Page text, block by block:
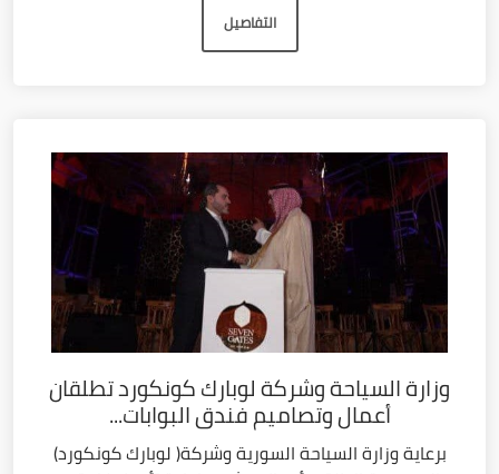
التفاصيل
وزارة السياحة وشركة لوبارك كونكورد تطلقان
أعمال وتصاميم فندق البوابات...
برعاية وزارة السياحة السورية وشركة( لوبارك كونكورد)